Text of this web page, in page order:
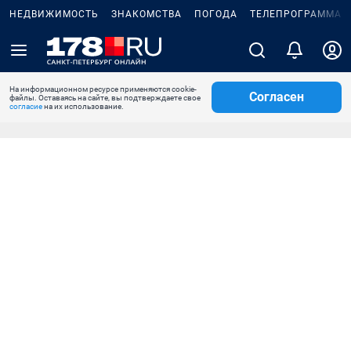
НЕДВИЖИМОСТЬ ЗНАКОМСТВА ПОГОДА ТЕЛЕПРОГРАММА
На информационном ресурсе применяются cookie-
файлы. Оставаясь на сайте, вы подтверждаете свое
согласиена их использование.
Согласен